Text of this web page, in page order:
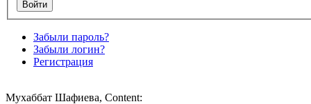
Забыли пароль?
Забыли логин?
Регистрация
Мухаббат Шафиева, Content: